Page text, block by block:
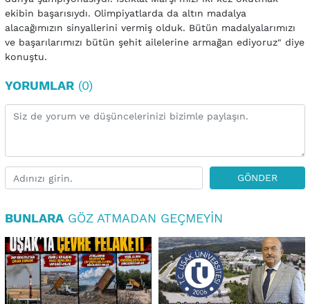
ekibin başarısıydı. Olimpiyatlarda da altın madalya
alacağımızın sinyallerini vermiş olduk. Bütün madalyalarımızı
ve başarılarımızı bütün şehit ailelerine armağan ediyoruz" diye
konuştu.
YORUMLAR (0)
GÖNDER
BUNLARA GÖZ ATMADAN GEÇMEYIN